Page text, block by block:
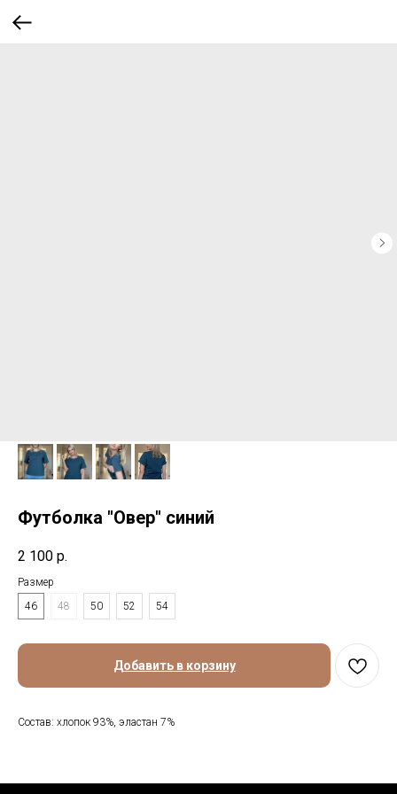
Футболка "Овер" синий
2 100 р.
Размер
46
48 50 52 54
Добавить в корзину
Состав: хлопок 93%, эластан 7%